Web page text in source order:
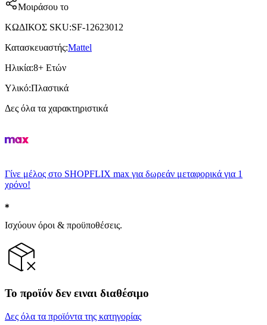
Μοιράσου το
ΚΩΔΙΚΟΣ SKU:SF-12623012
Κατασκευαστής:Mattel
Ηλικία:8+ Ετών
Υλικό:Πλαστικά
Δες όλα τα χαρακτηριστικά
Γίνε μέλος στο SHOPFLIX max για δωρεάν μεταφορικά για 1
χρόνο!
Ισχύουν όροι & προϋποθέσεις.
Το προϊόν δεν ειναι διαθέσιμο
Δες όλα τα προϊόντα της κατηγορίας